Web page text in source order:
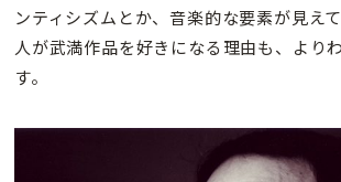
ンティシズムとか、音楽的な要素が見え
人が武満作品を好きになる理由も、より
す。